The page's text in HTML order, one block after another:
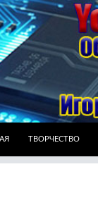
ТВОРЧЕСТВО